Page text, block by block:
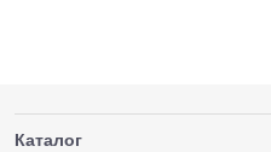
Каталог